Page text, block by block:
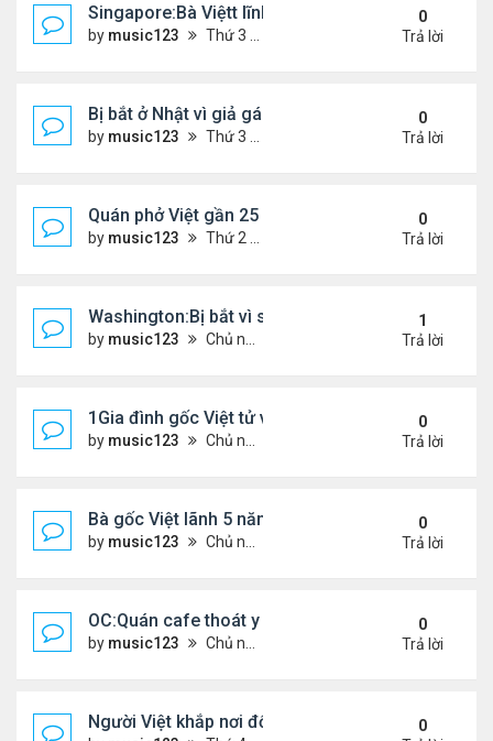
Singapore:Bà Việtt lĩnh án tù vì tội đa phu
by music123 Thứ 3 Tháng 3 03, 2026 5:39 pm
0
Trả lời
Bị bắt ở Nhật vì giả gái lừa 28 đàn ông...
by music123 Thứ 3 Tháng 3 03, 2026 5:36 pm
0
Trả lời
Quán phở Việt gần 25 năm giữ chân thực khách
by music123 Thứ 2 Tháng 3 02, 2026 3:52 pm
0
Trả lời
Washington:Bị bắt vì sát hại mẹ ruột
by music123 Chủ nhật Tháng 3 01, 2026 6:24 pm
1
Trả lời
1Gia đình gốc Việt tử vong ở Mỹ
by music123 Chủ nhật Tháng 3 01, 2026 6:26 pm
0
Trả lời
Bà gốc Việt lãnh 5 năm tù vì đe dọa đánh bom
by music123 Chủ nhật Tháng 2 22, 2026 5:53 pm
0
Trả lời
OC:Quán cafe thoát y của gốc Việt bị Cảnh sát
by music123 Chủ nhật Tháng 2 22, 2026 5:45 pm
0
Trả lời
Người Việt khắp nơi đổ về chợ hoa Phước Lộc Thọ
0